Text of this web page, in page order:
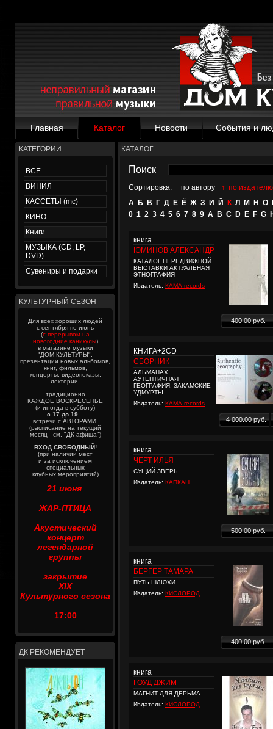
Главная Каталог Новости События и
КАТЕГОРИИ
ВСЕ
ВИНИЛ
КАССЕТЫ (mc)
КИНО
Книги
МУЗЫКА (CD, LP,
DVD)
Сувениры и подарки
КУЛЬТУРНЫЙ СЕЗОН
Для всех хороших людей
с сентября по июнь
(с перерывом на
новогодние каникулы)
в магазине музыки
"ДОМ КУЛЬТУРЫ",
презентации новых альбомов,
книг, фильмов,
концерты, видеопоказы,
лектории.
традиционно
КАЖДОЕ ВОСКРЕСЕНЬЕ
(и иногда в субботу)
с 17 до 19 -
встречи с АВТОРАМИ.
(расписание на текущий
месяц - см. "ДК-афиша")
ВХОД СВОБОДНЫЙ!
(при наличии мест
и за исключением
специальных
клубных мероприятий)
21 июня
ЖАР-ПТИЦА
Акустический
концерт
легендарной
группы
закрытие
XIX
Культурного сезона
17:00
ДК РЕКОМЕНДУЕТ
КАТАЛОГ
Поиск
Сортировка: по автору ↑ по издателю
А Б В Г Д Е Ё Ж З И Й К Л М Н О
0 1 2 3 4 5 6 7 8 9 A B C D E F G
книга
ЮМИНОВ АЛЕКСАНДР
КАТАЛОГ ПЕРЕДВИЖНОЙ
ВЫСТАВКИ АКТУАЛЬНАЯ
ЭТНОГРАФИЯ
Издатель: КАМА records
400.00 руб.
КНИГА+2CD
СБОРНИК
АЛЬМАНАХ
АУТЕНТИЧНАЯ
ГЕОГРАФИЯ. ЗАКАМСКИЕ
УДМУРТЫ
Издатель: КАМА records
4 000.00 руб.
книга
ЧЕРТ ИЛЬЯ
СУЩИЙ ЗВЕРЬ
Издатель: КАПКАН
500.00 руб.
книга
БЕРГЕР ТАМАРА
ПУТЬ ШЛЮХИ
Издатель: КИСЛОРОД
400.00 руб.
книга
ГОУД ДЖИМ
МАГНИТ ДЛЯ ДЕРЬМА
Издатель: КИСЛОРОД